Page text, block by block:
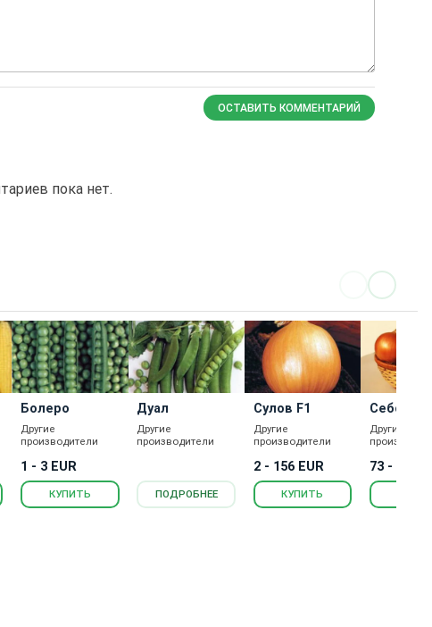
ОСТАВИТЬ КОММЕНТАРИЙ
пока нет.
Болеро
Другие
производители
1 - 3 EUR
КУПИТЬ
Дуал
Другие
производители
ПОДРОБНЕЕ
Сулов F1
Другие
производители
2 - 156 EUR
КУПИТЬ
Себола
(Сахара)
Другие
73 - 262